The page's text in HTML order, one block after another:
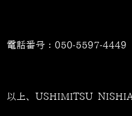
電話番号： 050-5597-4449
以上、USHIMITSU